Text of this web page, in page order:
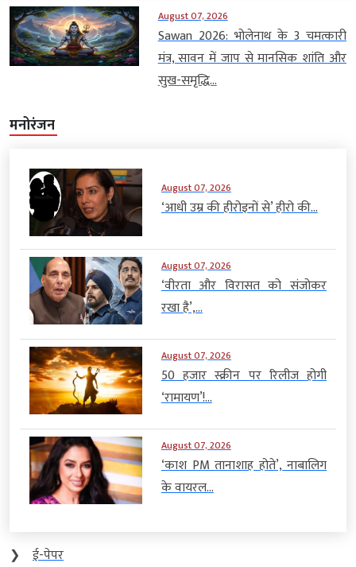
August 07, 2026
Sawan 2026: भोलेनाथ के 3 चमत्कारी
मंत्र, सावन में जाप से मानसिक शांति और
सुख-समृद्धि...
मनोरंजन
August 07, 2026
‘आधी उम्र की हीरोइनों से’ हीरो की...
August 07, 2026
‘वीरता और विरासत को संजोकर
रखा है’,...
August 07, 2026
50 हजार स्क्रीन पर रिलीज होगी
‘रामायण’!...
August 07, 2026
‘काश PM तानाशाह होते’, नाबालिग
के वायरल...
❯
ई-पेपर